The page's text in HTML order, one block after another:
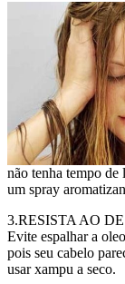
não tenha tempo de
um spray
3.RESISTA AO
Evite espalhar a
pois seu cabelo
usar xampu a seco.